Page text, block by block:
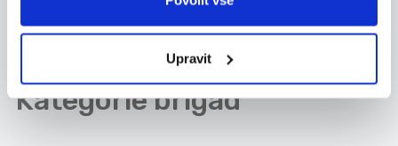
Upravit
Nové brigády na email
Kategoriebrigád